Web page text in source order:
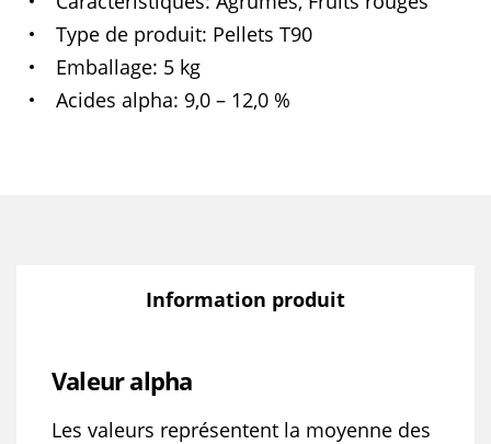
Type de produit Pellets T90
Emballage 5 kg
Acides alpha 9,0 – 12,0 %
Information produit
Valeur alpha
Les valeurs représentent la moyenne des